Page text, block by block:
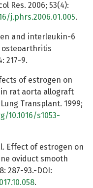
Res. 2006; 53(4):
j.phrs.2006.01.005.
and interleukin-6
osteoarthritis
217-9.
of estrogen on
rat aorta allograft
Transplant. 1999;
10.1016/s1053-
Effect of estrogen on
oviduct smooth
287-93.-DOI:
.